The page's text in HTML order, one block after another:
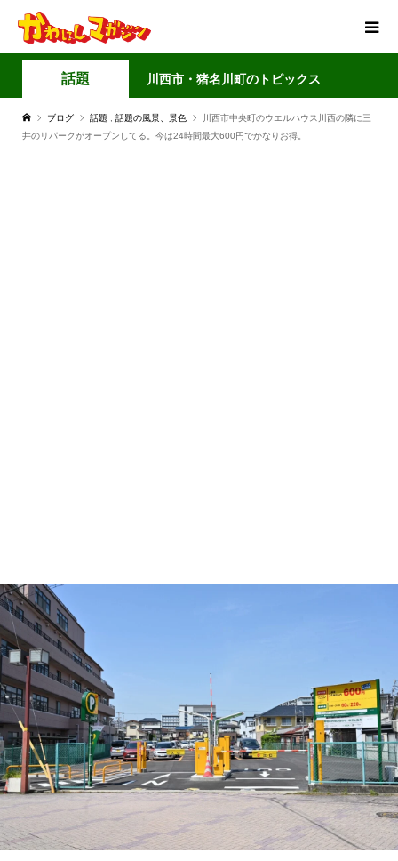
話題 川西市・猪名川町のトピックス
ブログ 話題 話題の風景、景色
川西市中央町のウエルハウス川西の隣に三
井のリパークがオープンしてる。今は24時間最大600円でかなりお得。